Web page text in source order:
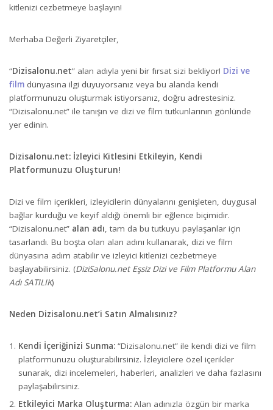
kitlenizi cezbetmeye başlayın!
Merhaba Değerli Ziyaretçiler,
“Dizisalonu.net” alan adıyla yeni bir fırsat sizi bekliyor! Dizi ve
film dünyasına ilgi duyuyorsanız veya bu alanda kendi
platformunuzu oluşturmak istiyorsanız, doğru adrestesiniz.
“Dizisalonu.net” ile tanışın ve dizi ve film tutkunlarının gönlünde
yer edinin.
Dizisalonu.net: İzleyici Kitlesini Etkileyin, Kendi
Platformunuzu Oluşturun!
Dizi ve film içerikleri, izleyicilerin dünyalarını genişleten, duygusal
bağlar kurduğu ve keyif aldığı önemli bir eğlence biçimidir.
“Dizisalonu.net” alan adı, tam da bu tutkuyu paylaşanlar için
tasarlandı. Bu boşta olan alan adını kullanarak, dizi ve film
dünyasına adım atabilir ve izleyici kitlenizi cezbetmeye
başlayabilirsiniz. (DiziSalonu.net Eşsiz Dizi ve Film Platformu Alan
Adı SATILIK)
Neden Dizisalonu.net’i Satın Almalısınız?
Kendi İçeriğinizi Sunma: “Dizisalonu.net” ile kendi dizi ve film
platformunuzu oluşturabilirsiniz. İzleyicilere özel içerikler
sunarak, dizi incelemeleri, haberleri, analizleri ve daha fazlasını
paylaşabilirsiniz.
Etkileyici Marka Oluşturma: Alan adınızla özgün bir marka